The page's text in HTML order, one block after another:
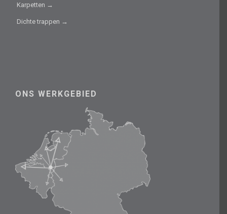
Karpetten →
Dichte trappen →
ONS WERKGEBIED